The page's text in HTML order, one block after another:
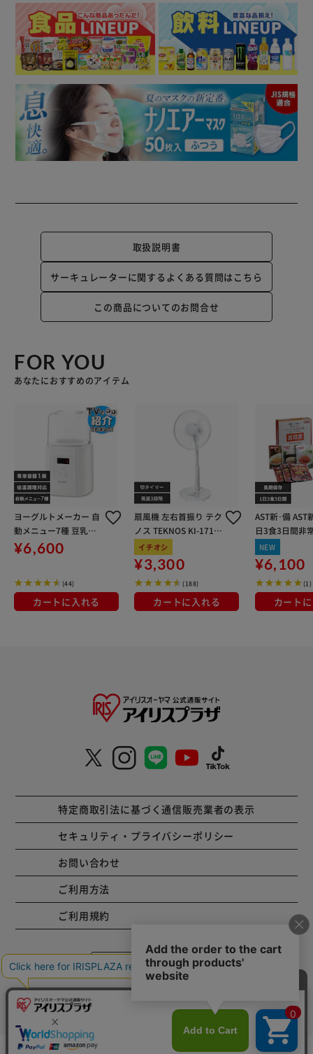
取扱説明書
サーキュレーターに関するよくある質問はこちら
この商品についてのお問合せ
FOR YOU
あなたにおすすめのアイテム
ヨーグルトメーカー 自
動メニュー7種 豆乳パ
ック対応 専用容器×1
個 IYM-016-W
¥6,600
(44)
カートに入れる
扇風機 左右首振り テク
ノス TEKNOS KI-1710
(W)I ホワイト
イチオシ
¥3,300
(188)
カートに入れる
AST新･備 AST
日3食3日間非
ト 111978
NEW
¥6,100
(1)
カート
特定商取引法に基づく通信販売業者の表示
セキュリティ・プライバシーポリシー
お問い合わせ
ご利用方法
ご利用規約
コーポレートサイト
Copyright © 2001 IRISPLAZA. ALL Rights Reserved.